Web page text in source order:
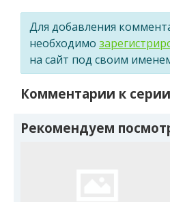
Для добавления
необходимо
на сайт под своим
Комментарии к серии
Рекомендуем